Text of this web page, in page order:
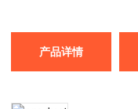
产品详情